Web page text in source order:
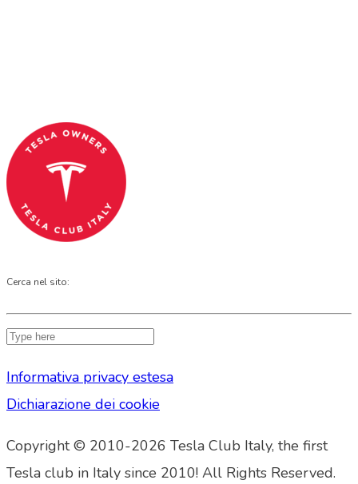
Cerca nel sito:
Informativa privacy estesa
Dichiarazione dei cookie
Copyright © 2010-2026 Tesla Club Italy, the first
Tesla club in Italy since 2010! All Rights Reserved.